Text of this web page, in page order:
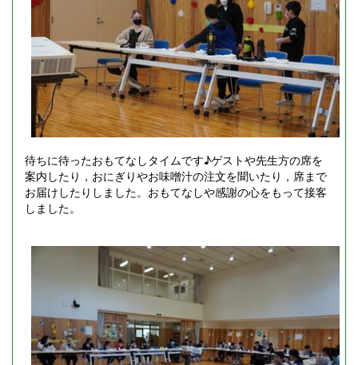
待ちに待ったおもてなしタイムです♪ゲストや先生方の席を
案内したり，おにぎりやお味噌汁の注文を聞いたり，席まで
お届けしたりしました。おもてなしや感謝の心をもって接客
しました。